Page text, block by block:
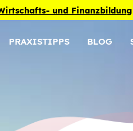
und Finanzbildung
PRAXISTIPPS BLOG